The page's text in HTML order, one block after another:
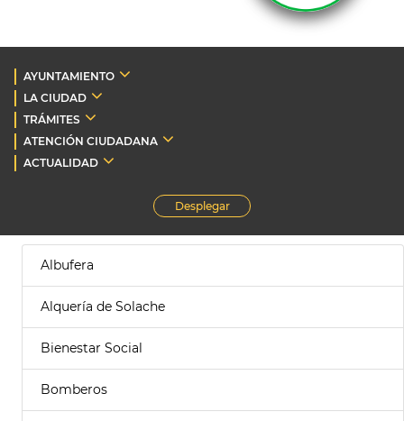
AYUNTAMIENTO
LA CIUDAD
TRÁMITES
ATENCIÓN CIUDADANA
ACTUALIDAD
Desplegar
Albufera
Alquería de Solache
Bienestar Social
Bomberos